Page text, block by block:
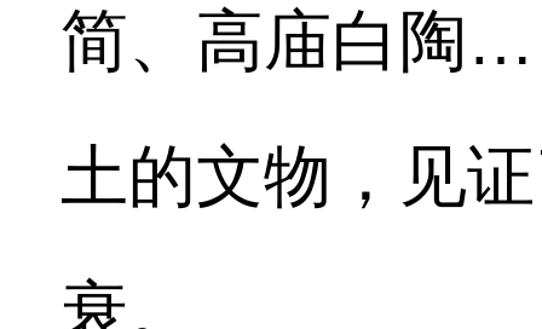
简、高庙白陶
土的文物，见
衰。